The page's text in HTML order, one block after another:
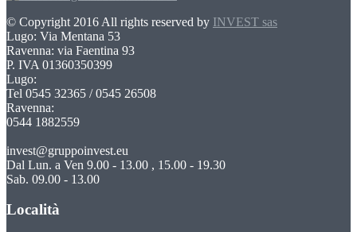
© Copyright 2016 All rights reserved by INVEST sas
Lugo: Via Mentana 53
Ravenna: via Faentina 93
P. IVA 01360350399
Lugo:
Tel 0545 32365 / 0545 26508
Ravenna:
0544 1882559
invest@gruppoinvest.eu
Dal Lun. a Ven 9.00 - 13.00 , 15.00 - 19.30
Sab. 09.00 - 13.00
Località